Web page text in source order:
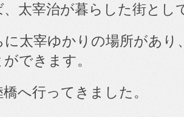
、太宰治が暮らした街とし
太宰ゆかりの場所があり
できます。
へ行ってきました。